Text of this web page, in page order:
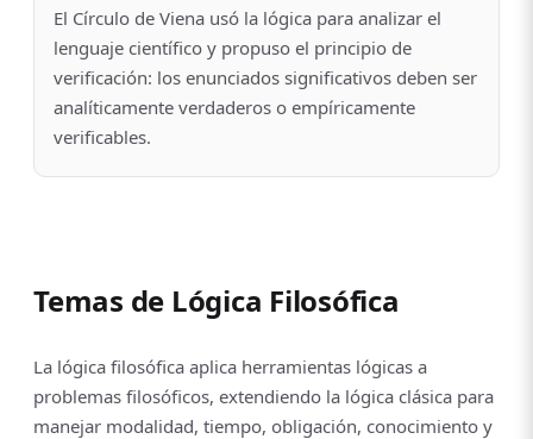
El Círculo de Viena usó la lógica para analizar el
lenguaje científico y propuso el principio de
verificación: los enunciados significativos deben ser
analíticamente verdaderos o empíricamente
verificables.
Temas de Lógica Filosófica
La lógica filosófica aplica herramientas lógicas a
problemas filosóficos, extendiendo la lógica clásica para
manejar modalidad, tiempo, obligación, conocimiento y